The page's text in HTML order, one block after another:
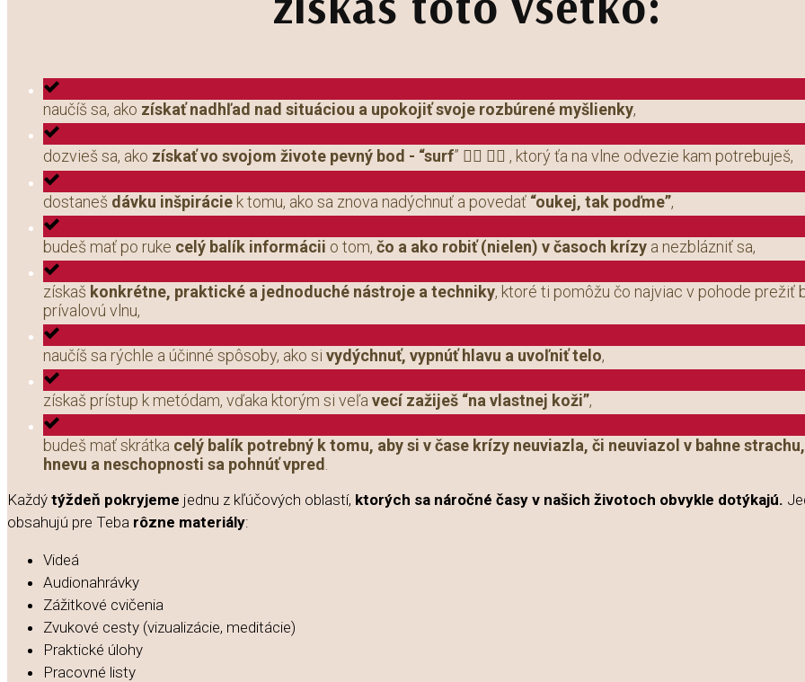
naučíš sa, ako získať nadhľad nad situáciou a upokojiť svoje rozbúrené myšlienky,
dozvieš sa, ako získať vo svojom živote pevný bod - “surf” 🏄‍♀️ 🏄‍♂️ , ktorý ťa na vlne odvezie kam potrebuješ,
dostaneš dávku inšpirácie k tomu, ako sa znova nadýchnuť a povedať “oukej, tak poďme”,
budeš mať po ruke celý balík informácii o tom, čo a ako robiť (nielen) v časoch krízy a nezblázniť sa,
získaš konkrétne, praktické a jednoduché nástroje a techniky, ktoré ti pomôžu čo najviac v pohode prežiť
prívalovú vlnu,
naučíš sa rýchle a účinné spôsoby, ako si vydýchnuť, vypnúť hlavu a uvoľniť telo,
získaš prístup k metódam, vďaka ktorým si veľa vecí zažiješ “na vlastnej koži”,
budeš mať skrátka celý balík potrebný k tomu, aby si v čase krízy neuviazla, či neuviazol v bahne
hnevu a neschopnosti sa pohnúť vpred
Každý týždeň pokryjeme jednu z kľúčových oblastí, ktorých sa náročné časy v našich životoch obvykle dotýkajú.
obsahujú pre Teba rôzne materiály:
Videá
Audionahrávky
Zážitkové cvičenia
Zvukové cesty (vizualizácie, meditácie)
Praktické úlohy
Pracovné listy